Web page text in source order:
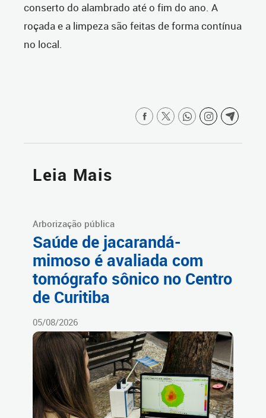
conserto do alambrado até o fim do ano. A
roçada e a limpeza são feitas de forma contínua
no local.
Leia Mais
Arborização pública
Saúde de jacarandá-
mimoso é avaliada com
tomógrafo sônico no Centro
de Curitiba
05/08/2026